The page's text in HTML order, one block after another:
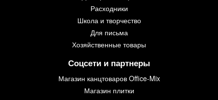
Расходники
Школа и творчество
Для письма
Хозяйственные товары
Соцсети и партнеры
Магазин канцтоваров Office-Mix
Магазин плитки